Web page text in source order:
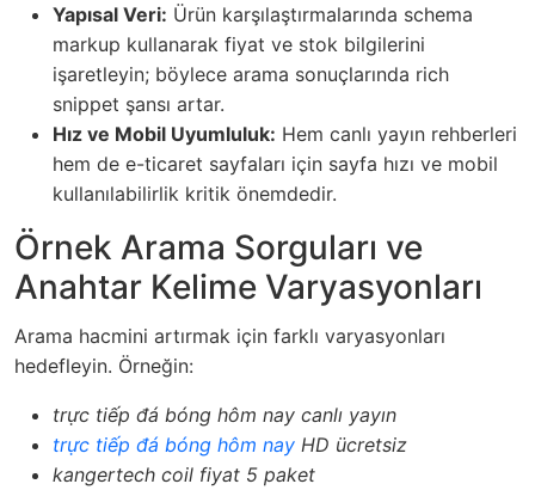
Yapısal Veri: Ürün karşılaştırmalarında schema
markup kullanarak fiyat ve stok bilgilerini
işaretleyin; böylece arama sonuçlarında rich
snippet şansı artar.
Hız ve Mobil Uyumluluk: Hem canlı yayın rehberleri
hem de e-ticaret sayfaları için sayfa hızı ve mobil
kullanılabilirlik kritik önemdedir.
Örnek Arama Sorguları ve
Anahtar Kelime Varyasyonları
Arama hacmini artırmak için farklı varyasyonları
hedefleyin. Örneğin:
trực tiếp đá bóng hôm nay canlı yayın
trực tiếp đá bóng hôm nay HD ücretsiz
kangertech coil fiyat 5 paket